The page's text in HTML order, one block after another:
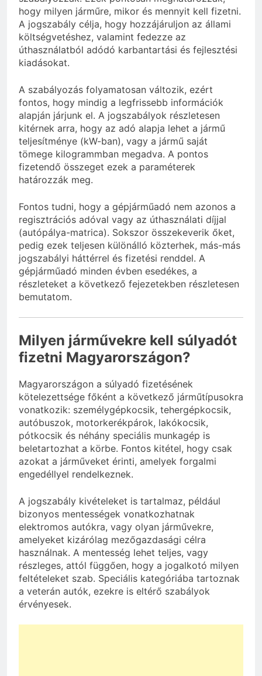
hogy milyen járműre, mikor és mennyit kell fizetni.
A jogszabály célja, hogy hozzájáruljon az állami
költségvetéshez, valamint fedezze az
úthasználatból adódó karbantartási és fejlesztési
kiadásokat.
A szabályozás folyamatosan változik, ezért
fontos, hogy mindig a legfrissebb információk
alapján járjunk el. A jogszabályok részletesen
kitérnek arra, hogy az adó alapja lehet a jármű
teljesítménye (kW-ban), vagy a jármű saját
tömege kilogrammban megadva. A pontos
fizetendő összeget ezek a paraméterek
határozzák meg.
Fontos tudni, hogy a gépjárműadó nem azonos a
regisztrációs adóval vagy az úthasználati díjjal
(autópálya-matrica). Sokszor összekeverik őket,
pedig ezek teljesen különálló közterhek, más-más
jogszabályi háttérrel és fizetési renddel. A
gépjárműadó minden évben esedékes, a
részleteket a következő fejezetekben részletesen
bemutatom.
Milyen járművekre kell súlyadót
fizetni Magyarországon?
Magyarországon a súlyadó fizetésének
kötelezettsége főként a következő járműtípusokra
vonatkozik: személygépkocsik, tehergépkocsik,
autóbuszok, motorkerékpárok, lakókocsik,
pótkocsik és néhány speciális munkagép is
beletartozhat a körbe. Fontos kitétel, hogy csak
azokat a járműveket érinti, amelyek forgalmi
engedéllyel rendelkeznek.
A jogszabály kivételeket is tartalmaz, például
bizonyos mentességek vonatkozhatnak
elektromos autókra, vagy olyan járművekre,
amelyeket kizárólag mezőgazdasági célra
használnak. A mentesség lehet teljes, vagy
részleges, attól függően, hogy a jogalkotó milyen
feltételeket szab. Speciális kategóriába tartoznak
a veterán autók, ezekre is eltérő szabályok
érvényesek.